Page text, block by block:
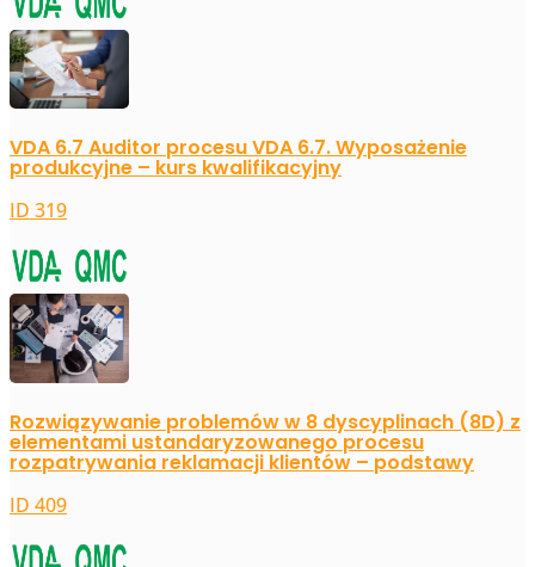
VDA 6.7 Auditor procesu VDA 6.7. Wyposażenie
produkcyjne – kurs kwalifikacyjny
ID 319
Rozwiązywanie problemów w 8 dyscyplinach (8D) z
elementami ustandaryzowanego procesu
rozpatrywania reklamacji klientów – podstawy
ID 409